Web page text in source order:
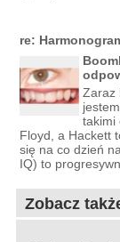
re:
Zaraz
takimi
Floyd, a Hackett
się na co dzień
IQ) to
Zobacz